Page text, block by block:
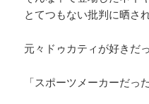
とてつもない批判に晒さ
元々ドゥカティが好きだ
「スポーツメーカーだっ